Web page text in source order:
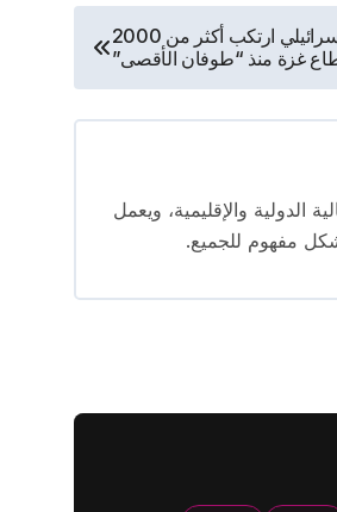
“صحة غزة”: الاحتلال الإسرائيلي ارتكب أكثر من 2000
غزة منذ “طوفان الأقصى”
المالية الدولية والإقليمية، ويعمل
مفهوم للجميع.